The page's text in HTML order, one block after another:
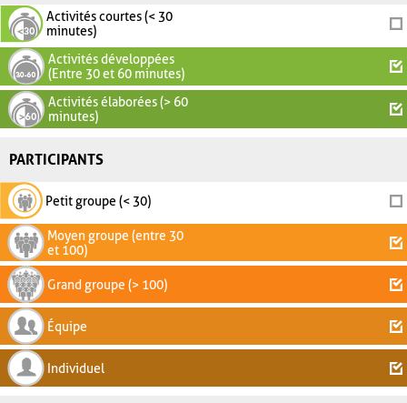
Activités courtes (< 30
minutes)
Activités développées
(Entre 30 et 60 minutes)
Activités élaborées (> 60
minutes)
PARTICIPANTS
Petit groupe (< 30)
Moyen groupe (entre 30
et 100)
Grand groupe (> 100)
Équipe
Individuel